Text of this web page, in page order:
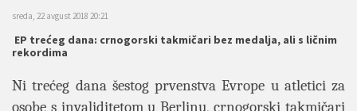
sreda, 22 avgust 2018 20:21
EP trećeg dana: crnogorski takmičari bez medalja, ali s ličnim
rekordima
Ni trećeg dana šestog prvenstva Evrope u atletici za
osobe s invaliditetom u Berlinu, crnogorski takmičari